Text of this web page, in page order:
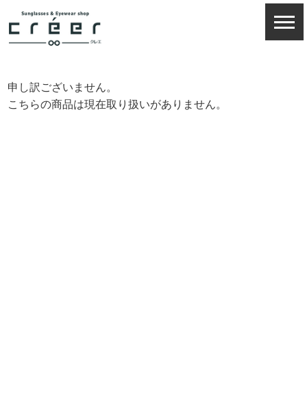
申し訳ございません。
こちらの商品は現在取り扱いがありません。